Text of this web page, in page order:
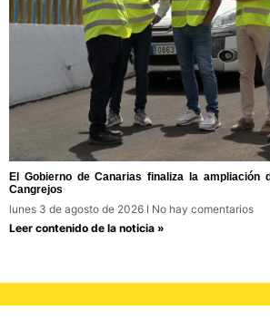
El Gobierno de Canarias finaliza la ampliación
Cangrejos
lunes 3 de agosto de 2026
No hay comentarios
Leer contenido de la noticia »